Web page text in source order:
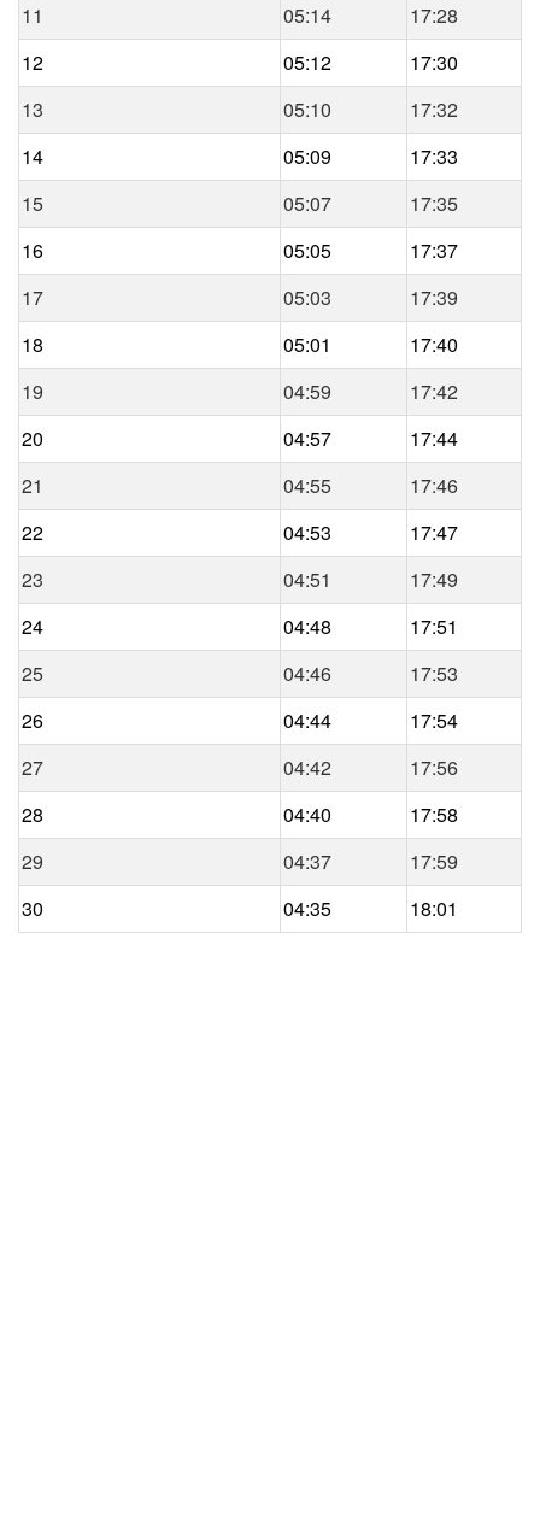
11
05:14
17:28
12
05:12
17:30
13
05:10
17:32
14
05:09
17:33
15
05:07
17:35
16
05:05
17:37
17
05:03
17:39
18
05:01
17:40
19
04:59
17:42
20
04:57
17:44
21
04:55
17:46
22
04:53
17:47
23
04:51
17:49
24
04:48
17:51
25
04:46
17:53
26
04:44
17:54
27
04:42
17:56
28
04:40
17:58
29
04:37
17:59
30
04:35 18:01